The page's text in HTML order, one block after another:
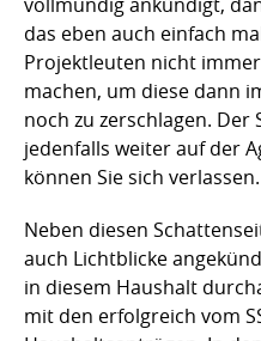
das eben auch einfach
Projektleuten nicht
machen, um diese dann
noch zu zerschlagen. Der
jedenfalls weiter auf der
können Sie sich verlassen.
Neben diesen
auch Lichtblicke
in diesem Haushalt
mit den erfolgreich vom